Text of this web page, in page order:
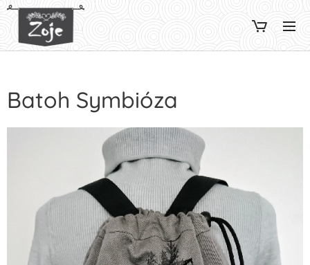
Batoh Symbióza